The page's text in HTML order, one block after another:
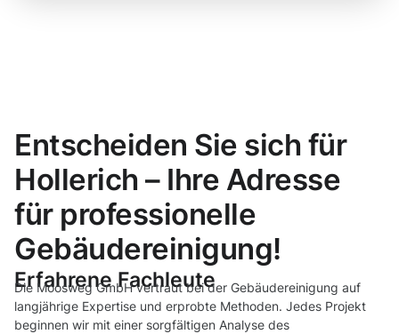
Entscheiden Sie sich für
Hollerich – Ihre Adresse
für professionelle
Gebäudereinigung!
Erfahrene Fachleute
Die Moosweg GmbH vertraut bei der Gebäudereinigung auf
langjährige Expertise und erprobte Methoden. Jedes Projekt
beginnen wir mit einer sorgfältigen Analyse des